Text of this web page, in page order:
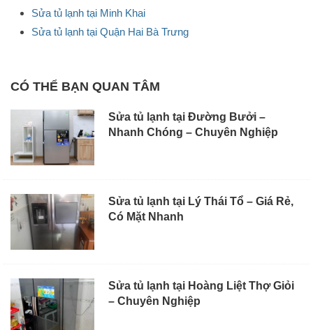
Sửa tủ lạnh tại Minh Khai
Sửa tủ lạnh tại Quận Hai Bà Trưng
CÓ THỂ BẠN QUAN TÂM
Sửa tủ lạnh tại Đường Bưởi –
Nhanh Chóng – Chuyên Nghiệp
Sửa tủ lạnh tại Lý Thái Tổ – Giá Rẻ,
Có Mặt Nhanh
Sửa tủ lạnh tại Hoàng Liệt Thợ Giỏi
– Chuyên Nghiệp